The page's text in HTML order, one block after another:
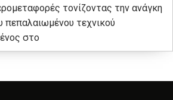
τονίζοντας την ανάγκη
πεπαλαιωμένου τεχνικού
στο